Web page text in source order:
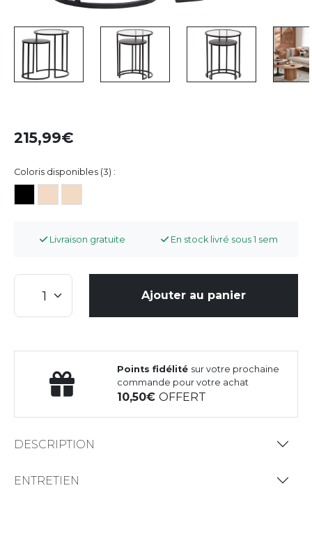
215,99
Coloris disponibles (3) :
Livraison gratuite En stock livré sous 1 sem
Ajouter au panier
Points fidélité sur votre prochaine
commande pour votre achat
10,50OFFERT
DESCRIPTION
ENTRETIEN